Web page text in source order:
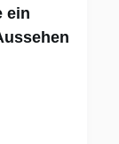
ein